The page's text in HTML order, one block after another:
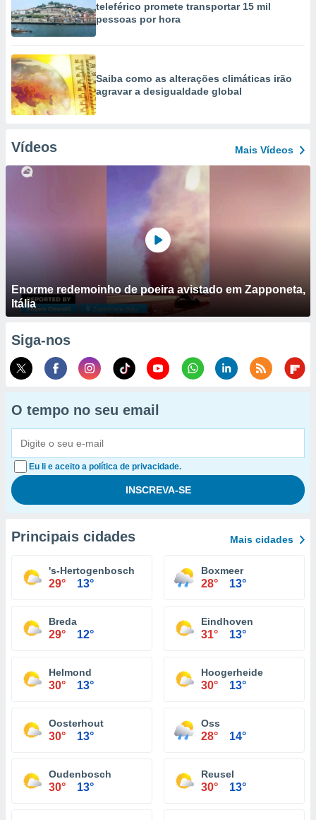
teleférico promete transportar 15 mil
pessoas por hora
Saiba como as alterações climáticas irão
agravar a desigualdade global
Vídeos Mais Vídeos
Enorme redemoinho de poeira avistado em Zapponeta,
Itália
Siga-nos
O tempo no seu email
Eu li e aceito a política de privacidade.
Principais cidades Mais cidades
's-Hertogenbosch
29° 13°
Boxmeer
28° 13°
Breda
29° 12°
Eindhoven
31° 13°
Helmond
30° 13°
Hoogerheide
30° 13°
Oosterhout
30° 13°
Oss
28° 14°
Oudenbosch
30° 13°
Reusel
30° 13°